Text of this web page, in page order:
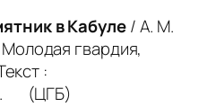
в Кабуле/ А. М.
гвардия,
:
(ЦГБ)